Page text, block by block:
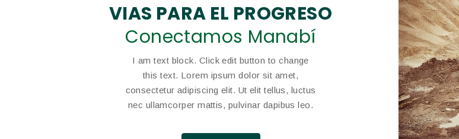
VIAS PARA EL PROGRESO
Conectamos Manabí
I am text block. Click edit button to change
this text. Lorem ipsum dolor sit amet,
consectetur adipiscing elit. Ut elit tellus, luctus
nec ullamcorper mattis, pulvinar dapibus leo.